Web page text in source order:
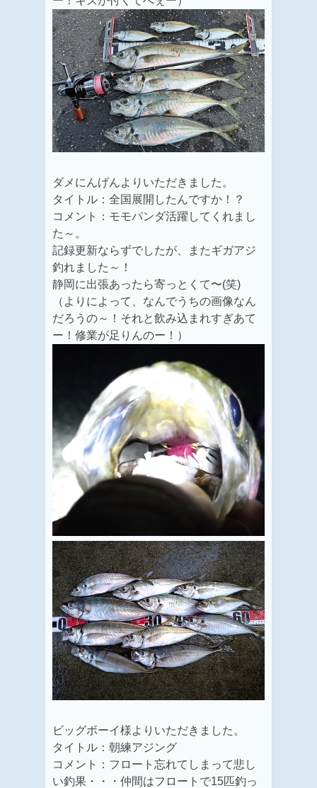
ダメにんげんよりいただきました。
タイトル：全国展開したんですか！？
コメント：モモパンダ活躍してくれまし
た～。
記録更新ならずでしたが、またギガアジ
釣れました～！
静岡に出張あったら寄っとくて〜(笑)
（よりによって、なんでうちの画像なん
だろうの～！それと飲み込まれすぎあて
ー！修業が足りんのー！）
ビッグボーイ様よりいただきました。
タイトル：朝練アジング
コメント：フロート忘れてしまって悲し
い釣果・・・仲間はフロートで15匹釣っ